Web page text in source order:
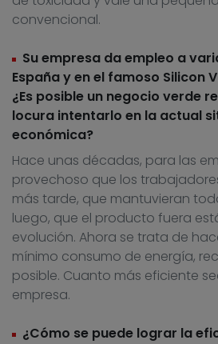
convencional.
Su empresa da empleo a
España y en el famoso Silicon
¿Es posible un negocio verde
locura intentarlo en la actual
económica?
Hace unas décadas, para las
provechoso que los
más tarde, que mantuvieran
luego, que el producto fuera
evolución. Ahora se trata de
mínimo consumo de energía,
posible. Cuanto más eficiente
empresa.
¿Cómo se puede lograr la